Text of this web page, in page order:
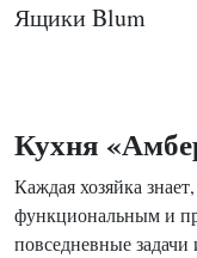
Ящики Blum
Кухня
Каждая хозяйка
функциональным и
повседневные